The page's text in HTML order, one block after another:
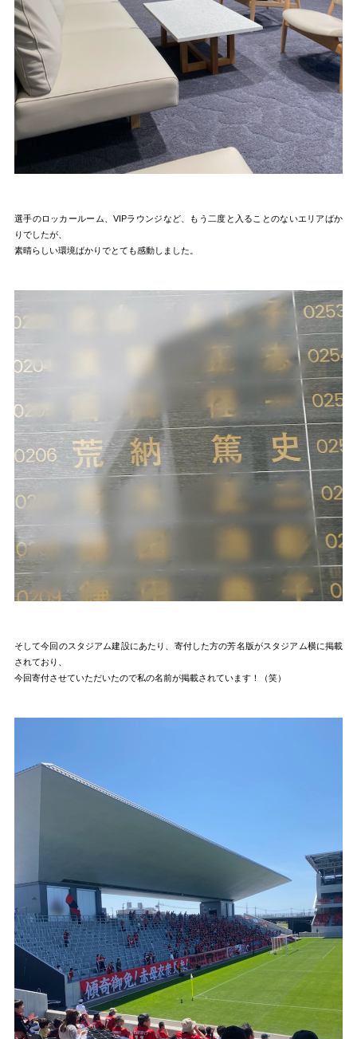
選手のロッカールーム、VIPラウンジなど、もう二度と入ることのないエリアばか
りでしたが、
素晴らしい環境ばかりでとても感動しました。
そして今回のスタジアム建設にあたり、寄付した方の芳名版がスタジアム横に掲載
されており、
今回寄付させていただいたので私の名前が掲載されています！（笑）